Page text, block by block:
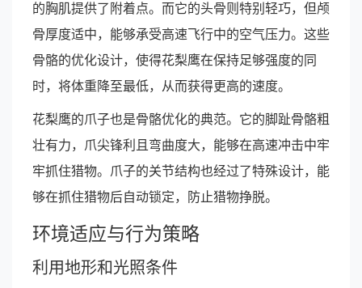
的胸肌提供了附着点。而它的头骨则特别轻巧，但颅
骨厚度适中，能够承受高速飞行中的空气压力。这些
骨骼的优化设计，使得花梨鹰在保持足够强度的同
时，将体重降至最低，从而获得更高的速度。
花梨鹰的爪子也是骨骼优化的典范。它的脚趾骨骼粗
壮有力，爪尖锋利且弯曲度大，能够在高速冲击中牢
牢抓住猎物。爪子的关节结构也经过了特殊设计，能
够在抓住猎物后自动锁定，防止猎物挣脱。
环境适应与行为策略
利用地形和光照条件